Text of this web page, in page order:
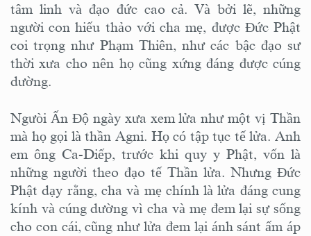
tâm linh và đạo đức cao cả. Và bởi lẽ, những
người con hiếu thảo với cha mẹ, được Đức Phật
coi trọng như Phạm Thiên, như các bậc đạo sư
thời xưa cho nên họ cũng xứng đáng được cúng
dường.
Ngưòi Ấn Độ ngày xưa xem lửa như một vị Thần
mà họ gọi là thần Agni. Họ có tập tục tế lửa. Anh
em ông Ca-Diếp, trước khi quy y Phật, vốn là
những người theo đạo tế Thần lửa. Nhưng Đức
Phật dạy rằng, cha và mẹ chính là lửa đáng cung
kính và cúng dường vì cha và mẹ đem lại sự sống
cho con cái, cũng như lửa đem lại ánh sánt ấm áp